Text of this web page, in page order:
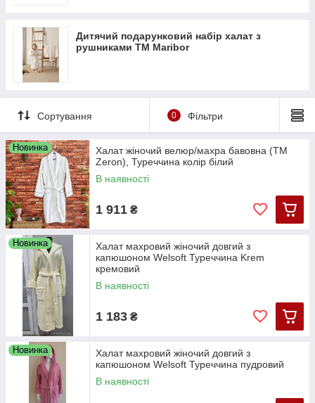
Дитячий подарунковий набір халат з
рушниками ТМ Maribor
Сортування 0 Фільтри
Новинка
Халат жіночий велюр/махра бавовна (TM
Zeron), Туреччина колір білий
В наявності
1 911 ₴
Новинка
Халат махровий жіночий довгий з
капюшоном Welsoft Туреччина Krem
кремовий
В наявності
1 183 ₴
Новинка
Халат махровий жіночий довгий з
капюшоном Welsoft Туреччина пудровий
В наявності